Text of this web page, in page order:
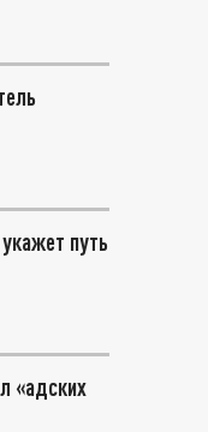
путь
«адских